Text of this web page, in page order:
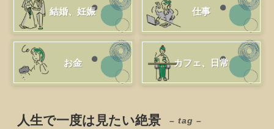
結婚、妊娠 仕事
お金 カフェ、日常
人生で一度は見たい絶景 – tag –